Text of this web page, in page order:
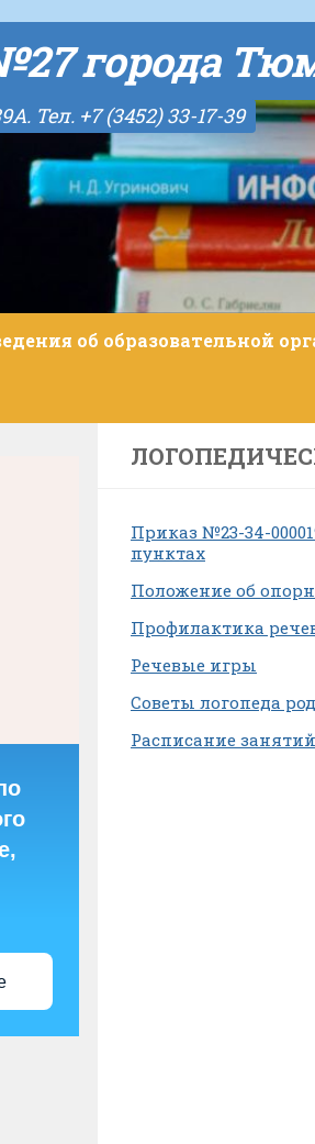
города
Тел. +7 (3452) 33-17-39
об образовательной
Приказ №23-34-
пунктах
Положение об
Профилактика
Речевые игры
Советы логопеда
Расписание